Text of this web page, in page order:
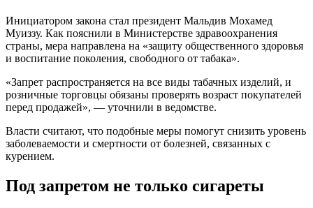
Инициатором закона стал президент Мальдив Мохамед
Муиззу. Как пояснили в Министерстве здравоохранения
страны, мера направлена на «защиту общественного здоровья
и воспитание поколения, свободного от табака».
«Запрет распространяется на все виды табачных изделий, и
розничные торговцы обязаны проверять возраст покупателей
перед продажей», — уточнили в ведомстве.
Власти считают, что подобные меры помогут снизить уровень
заболеваемости и смертности от болезней, связанных с
курением.
Под запретом не только сигареты